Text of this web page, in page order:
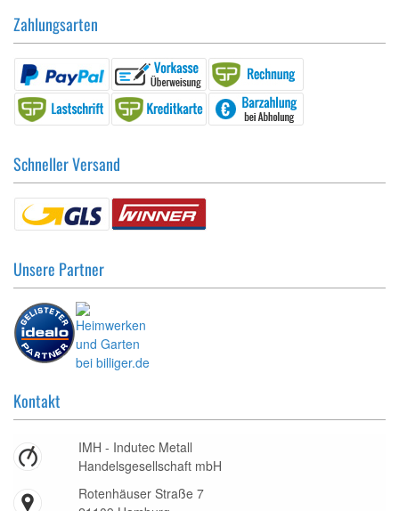
Zahlungsarten
Schneller Versand
Unsere Partner
Kontakt
IMH - Indutec Metall
Handelsgesellschaft mbH
Rotenhäuser Straße 7